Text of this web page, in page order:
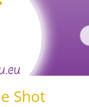
Shot